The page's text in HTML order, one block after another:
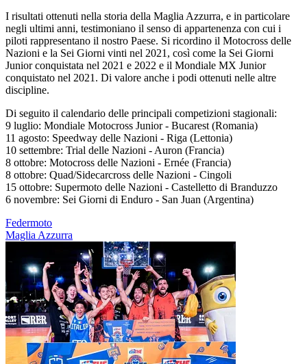
I risultati ottenuti nella storia della Maglia Azzurra, e in particolare
negli ultimi anni, testimoniano il senso di appartenenza con cui i
piloti rappresentano il nostro Paese. Si ricordino il Motocross delle
Nazioni e la Sei Giorni vinti nel 2021, così come la Sei Giorni
Junior conquistata nel 2021 e 2022 e il Mondiale MX Junior
conquistato nel 2021. Di valore anche i podi ottenuti nelle altre
discipline.
Di seguito il calendario delle principali competizioni stagionali:
9 luglio: Mondiale Motocross Junior - Bucarest (Romania)
11 agosto: Speedway delle Nazioni - Riga (Lettonia)
10 settembre: Trial delle Nazioni - Auron (Francia)
8 ottobre: Motocross delle Nazioni - Ernée (Francia)
8 ottobre: Quad/Sidecarcross delle Nazioni - Cingoli
15 ottobre: Supermoto delle Nazioni - Castelletto di Branduzzo
6 novembre: Sei Giorni di Enduro - San Juan (Argentina)
Federmoto
Maglia Azzurra